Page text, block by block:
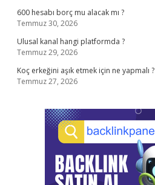
600 hesabı borç mu alacak mı ?
Temmuz 30, 2026
Ulusal kanal hangi platformda ?
Temmuz 29, 2026
Koç erkeğini aşık etmek için ne yapmalı ?
Temmuz 27, 2026